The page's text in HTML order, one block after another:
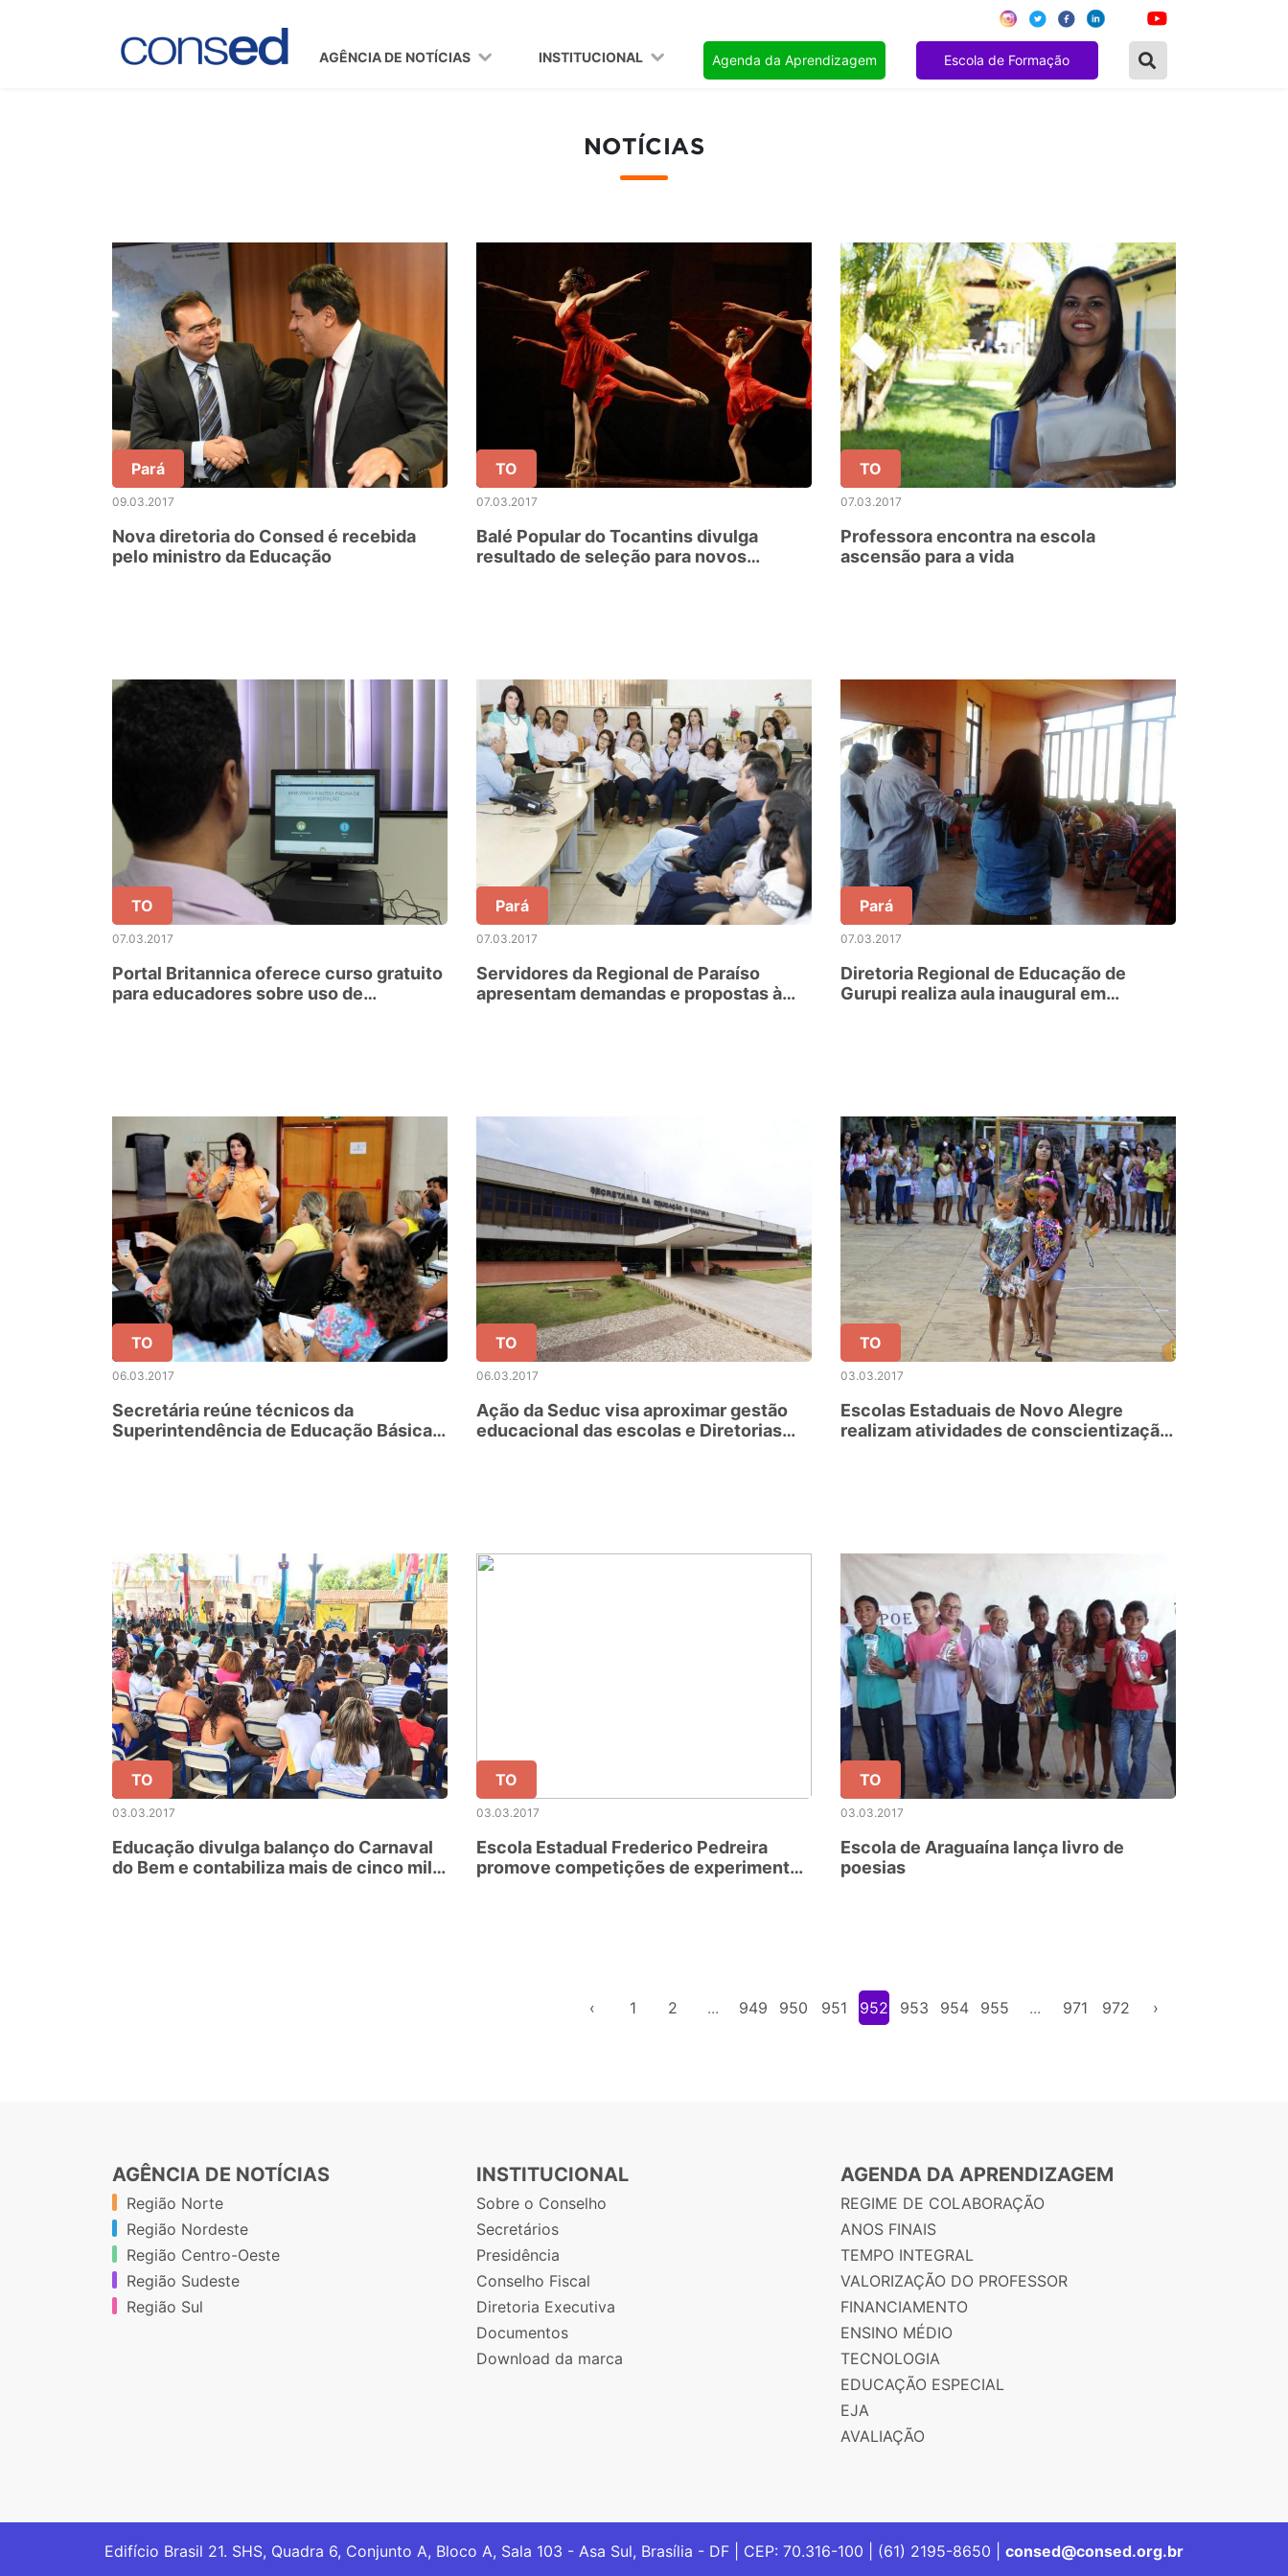
AGÊNCIA DE NOTÍCIAS INSTITUCIONAL Agenda da Aprendizagem Escola de Formação
NOTÍCIAS
Pará
09.03.2017
Nova diretoria do Consed é recebida
pelo ministro da Educação
TO
07.03.2017
Balé Popular do Tocantins divulga
resultado de seleção para novos
TO
07.03.2017
Professora encontra na escola
ascensão para a vida
TO
07.03.2017
Portal Britannica oferece curso gratuito
para educadores sobre uso de
Pará
07.03.2017
Servidores da Regional de Paraíso
apresentam demandas e propostas à
Pará
07.03.2017
Diretoria Regional de Educação de
Gurupi realiza aula inaugural em
TO
06.03.2017
Secretária reúne técnicos da
Superintendência de Educação Básica
TO
06.03.2017
Ação da Seduc visa aproximar gestão
educacional das escolas e Diretorias
TO
03.03.2017
Escolas Estaduais de Novo Alegre
realizam atividades de conscientização
TO
03.03.2017
Educação divulga balanço do Carnaval
do Bem e contabiliza mais de cinco mil
TO
03.03.2017
Escola Estadual Frederico Pedreira
promove competições de experimentos
TO
03.03.2017
Escola de Araguaína lança livro de
poesias
‹ 1 2 ... 949 950 951 952 953 954 955 ... 971 972 ›
AGÊNCIA DE NOTÍCIAS
Região Norte
Região Nordeste
Região Centro-Oeste
Região Sudeste
Região Sul
INSTITUCIONAL
Sobre o Conselho
Secretários
Presidência
Conselho Fiscal
Diretoria Executiva
Documentos
Download da marca
AGENDA DA APRENDIZAGEM
REGIME DE COLABORAÇÃO
ANOS FINAIS
TEMPO INTEGRAL
VALORIZAÇÃO DO PROFESSOR
FINANCIAMENTO
ENSINO MÉDIO
TECNOLOGIA
EDUCAÇÃO ESPECIAL
EJA
AVALIAÇÃO
Edifício Brasil 21. SHS, Quadra 6, Conjunto A, Bloco A, Sala 103 - Asa Sul, Brasília - DF | CEP: 70.316-100 | (61) 2195-8650 | consed@consed.org.br